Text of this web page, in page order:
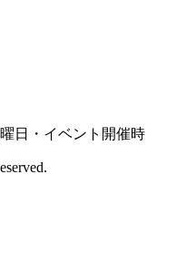
日・イベント開催時